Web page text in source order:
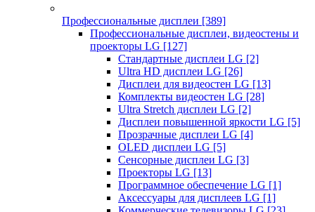
Профессиональные дисплеи [389]
Профессиональные дисплеи, видеостены и
проекторы LG [127]
Стандартные дисплеи LG [2]
Ultra HD дисплеи LG [26]
Дисплеи для видеостен LG [13]
Комплекты видеостен LG [28]
Ultra Stretch дисплеи LG [2]
Дисплеи повышенной яркости LG [5]
Прозрачные дисплеи LG [4]
OLED дисплеи LG [5]
Сенсорные дисплеи LG [3]
Проекторы LG [13]
Программное обеспечение LG [1]
Аксессуары для дисплеев LG [1]